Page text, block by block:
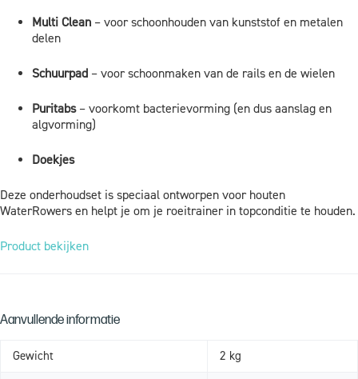
Multi Clean – voor schoonhouden van kunststof en metalen
delen
Schuurpad – voor schoonmaken van de rails en de wielen
Puritabs– voorkomt bacterievorming (en dus aanslag en
algvorming)
Doekjes
Deze onderhoudset is speciaal ontworpen voor houten
WaterRowers en helpt je om je roeitrainer in topconditie te houden.
Product bekijken
Aanvullende informatie
Gewicht 2 kg